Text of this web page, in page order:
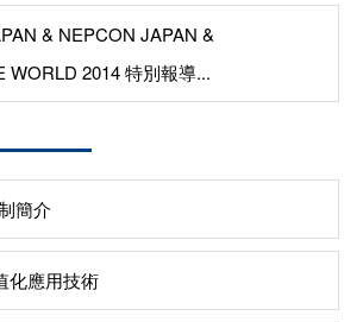
& NEPCON JAPAN &
WORLD 2014 特別報導...
簡介
化應用技術